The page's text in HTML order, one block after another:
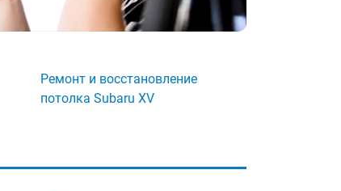
Ремонт и восстановление
потолка Subaru XV